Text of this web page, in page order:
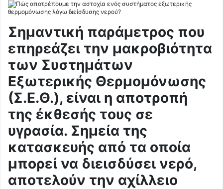
Σημαντική παράμετρος που
επηρεάζει την μακροβιότητα
των Συστημάτων
Εξωτερικής Θερμομόνωσης
(Σ.Ε.Θ.), είναι η αποτροπή
της έκθεσής τους σε
υγρασία. Σημεία της
κατασκευής από τα οποία
μπορεί να διεισδύσει νερό,
αποτελούν την αχίλλειο